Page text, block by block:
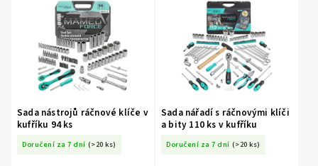
Nejdražší
Nejprodávanější
Abecedně
Sada nástrojů ráčnové klíče v
kufříku 94 ks
Doručení za 7 dní (>20 ks)
Sada nářadí s ráčnovými klíči
a bity 110 ks v kufříku
Doručení za 7 dní (>20 ks)